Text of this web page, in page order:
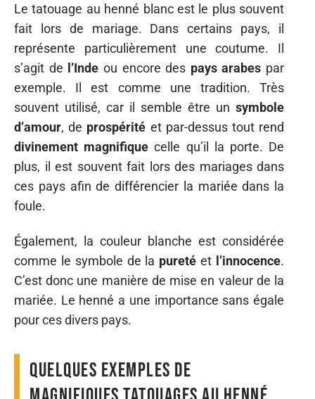
Le tatouage au henné blanc est le plus souvent
fait lors de mariage. Dans certains pays, il
représente particulièrement une coutume. Il
s’agit de l’Inde ou encore des pays arabes par
exemple. Il est comme une tradition. Très
souvent utilisé, car il semble être un symbole
d’amour, de prospérité et par-dessus tout rend
divinement magnifique celle qu’il la porte. De
plus, il est souvent fait lors des mariages dans
ces pays afin de différencier la mariée dans la
foule.
Également, la couleur blanche est considérée
comme le symbole de la pureté et l’innocence.
C’est donc une manière de mise en valeur de la
mariée. Le henné a une importance sans égale
pour ces divers pays.
Quelques exemples de